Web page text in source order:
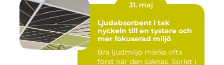
31. maj
Ljudabsorbent i tak
nyckeln till en tystare och
mer fokuserad miljö
Bra ljudmiljö märks ofta
först när den saknas. Sorlet i